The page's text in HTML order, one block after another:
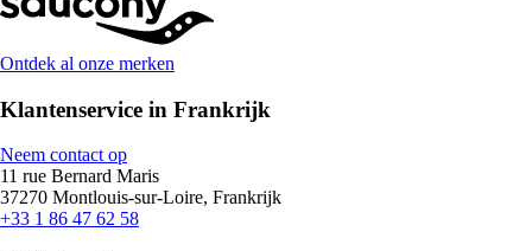
Ontdek al onze merken
Klantenservice in Frankrijk
Neem contact op
11 rue Bernard Maris
37270 Montlouis-sur-Loire, Frankrijk
+33 1 86 47 62 58